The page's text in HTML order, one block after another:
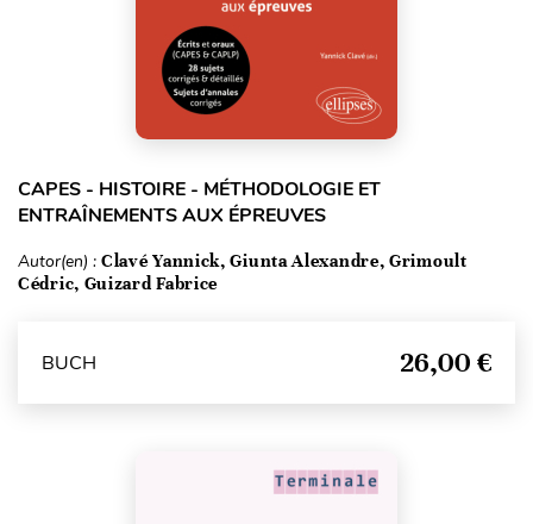
CAPES - HISTOIRE - MÉTHODOLOGIE ET
ENTRAÎNEMENTS AUX ÉPREUVES
Autor(en) : Clavé Yannick, Giunta Alexandre, Grimoult
Cédric, Guizard Fabrice
BUCH 26,00 €